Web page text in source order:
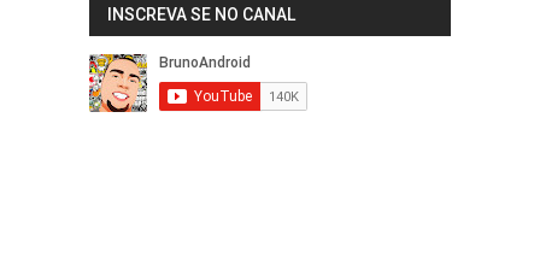
INSCREVA SE NO CANAL